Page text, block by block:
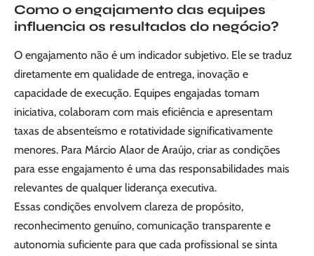
Como o engajamento das equipes
influencia os resultados do negócio?
O engajamento não é um indicador subjetivo. Ele se traduz
diretamente em qualidade de entrega, inovação e
capacidade de execução. Equipes engajadas tomam
iniciativa, colaboram com mais eficiência e apresentam
taxas de absenteísmo e rotatividade significativamente
menores. Para Márcio Alaor de Araújo, criar as condições
para esse engajamento é uma das responsabilidades mais
relevantes de qualquer liderança executiva.
Essas condições envolvem clareza de propósito,
reconhecimento genuíno, comunicação transparente e
autonomia suficiente para que cada profissional se sinta